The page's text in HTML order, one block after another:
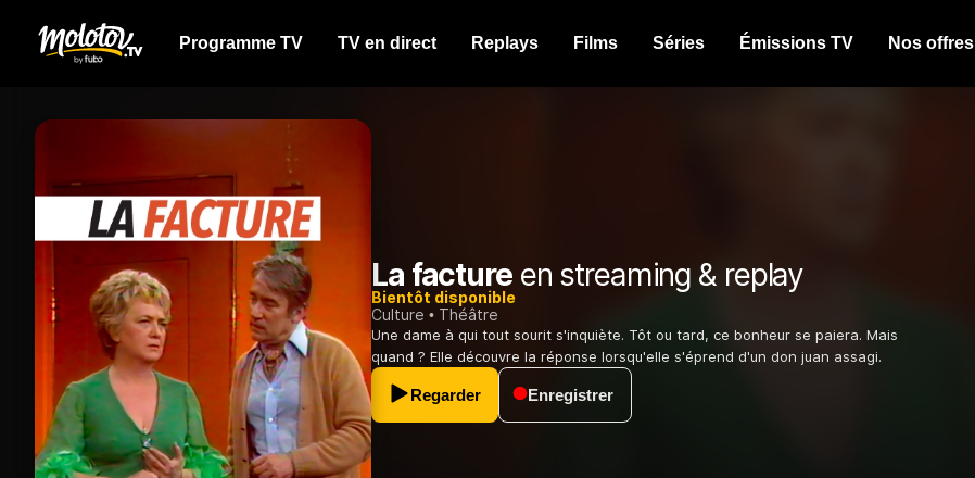
Programme TV TV en direct Replays Films Séries Émissions TV Nos offres
La factureen streaming & replay
Bientôt disponible
Culture
Théâtre
Une dame à qui tout sourit s'inquiète. Tôt ou tard, ce bonheur se paiera. Mais
quand ? Elle découvre la réponse lorsqu'elle s'éprend d'un don juan assagi.
Regarder Enregistrer